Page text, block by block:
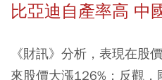
比亞迪自產率高 中
《財訊》分析，表現在股
來股價大漲126%；反觀